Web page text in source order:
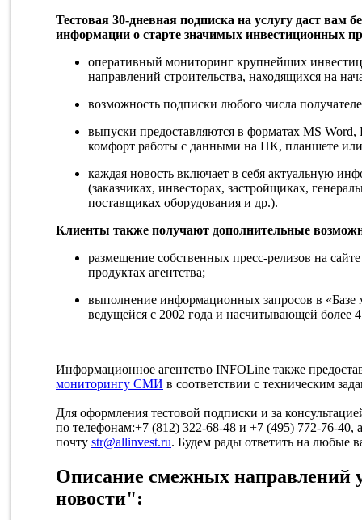
Тестовая 30-дневная подписка на услугу даст вам
информации о старте значимых инвестиционных
оперативный мониторинг крупнейших
направлений строительства, находящихся на
возможность подписки любого числа
выпуски предоставляются в форматах MS
комфорт работы с данными на ПК, планшете
каждая новость включает в себя актуальную
(заказчиках, инвесторах, застройщиках,
поставщиках оборудования и др.).
Клиенты также получают дополнительные
размещение собственных пресс-релизов на
продуктах агентства;
выполнение информационных запросов в «Базе
ведущейся с 2002 года и насчитывающей более
Информационное агентство INFOLine также
мониторингу СМИ в соответствии с техническим
Для оформления тестовой подписки и за
по телефонам:+7 (812) 322-68-48 и +7 (495) 772-76-40,
почту str@allinvest.ru. Будем рады ответить на любые
Описание смежных направлений
новости":